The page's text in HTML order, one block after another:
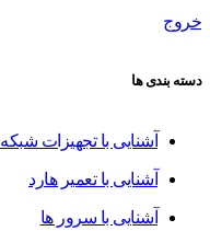
خروج
دسته بندی ها
آشنایی با تجهیزات شبکه
آشنایی با تعمیر هارد
آشنایی با سرور ها